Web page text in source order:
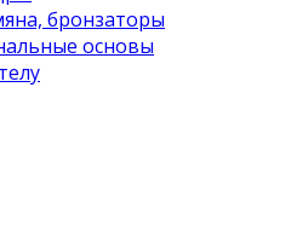
бронзаторы
основы